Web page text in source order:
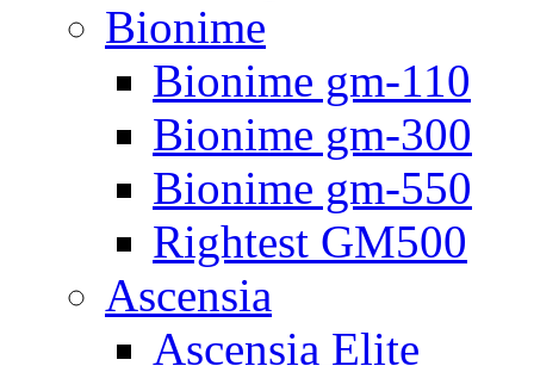
Bionime
Bionime gm-110
Bionime gm-300
Bionime gm-550
Rightest GM500
Ascensia
Ascensia Elite